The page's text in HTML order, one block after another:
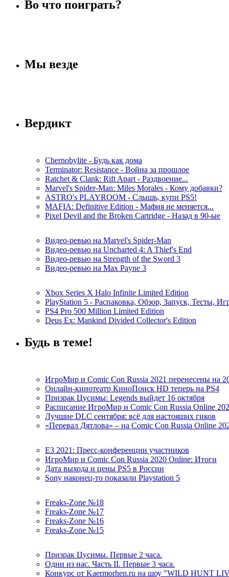
Во что поиграть?
Мы везде
Вердикт
Chernobylite - Будь как дома
Terminator: Resistance - Война за прошлое
Ratchet & Clank: Rift Apart - Раздвоение...
Marvel's Spider-Man: Miles Morales - Кому добавки?
ASTRO's PLAYROOM - Слышь, купи PS5!
MAFIA: Definitive Edition - Мафия не меняется...
Pixel Devil and the Broken Cartridge - Назад в 90-ые
Видео-ревью на Marvel's Spider-Man
Видео-ревью на Uncharted 4: A Thief's End
Видео-ревью на Strength of the Sword 3
Видео-ревью на Max Payne 3
Xbox Series X Halo Infinite Limited Edition
PlayStation 5 - Распаковка, Обзор, Запуск, Тесты,
PS4 Pro 500 Million Limited Edition
Deus Ex: Mankind Divided Collector's Edition
Будь в теме!
ИгроМир и Comic Con Russia 2021 перенесены на
Онлайн-кинотеатр КиноПоиск HD теперь на PS4
Призрак Цусимы: Legends выйдет 16 октября
Расписание ИгроМир и Comic Con Russia Online
Лучшие DLC сентября: всё для настоящих гиков
«Перевал Дятлова» – на Comic Con Russia Online
E3 2021: Пресс-конференции участников
ИгроМир и Comic Con Russia 2020 Online: Итоги
Дата выхода и цены PS5 в России
Sony наконец-то показали Playstation 5
Freaks-Zone №18
Freaks-Zone №17
Freaks-Zone №16
Freaks-Zone №15
Призрак Цусимы. Первые 2 часа.
Одни из нас. Часть II. Первые 3 часа.
Конкурс от Kaermorhen.ru на шоу "WILD HUNT